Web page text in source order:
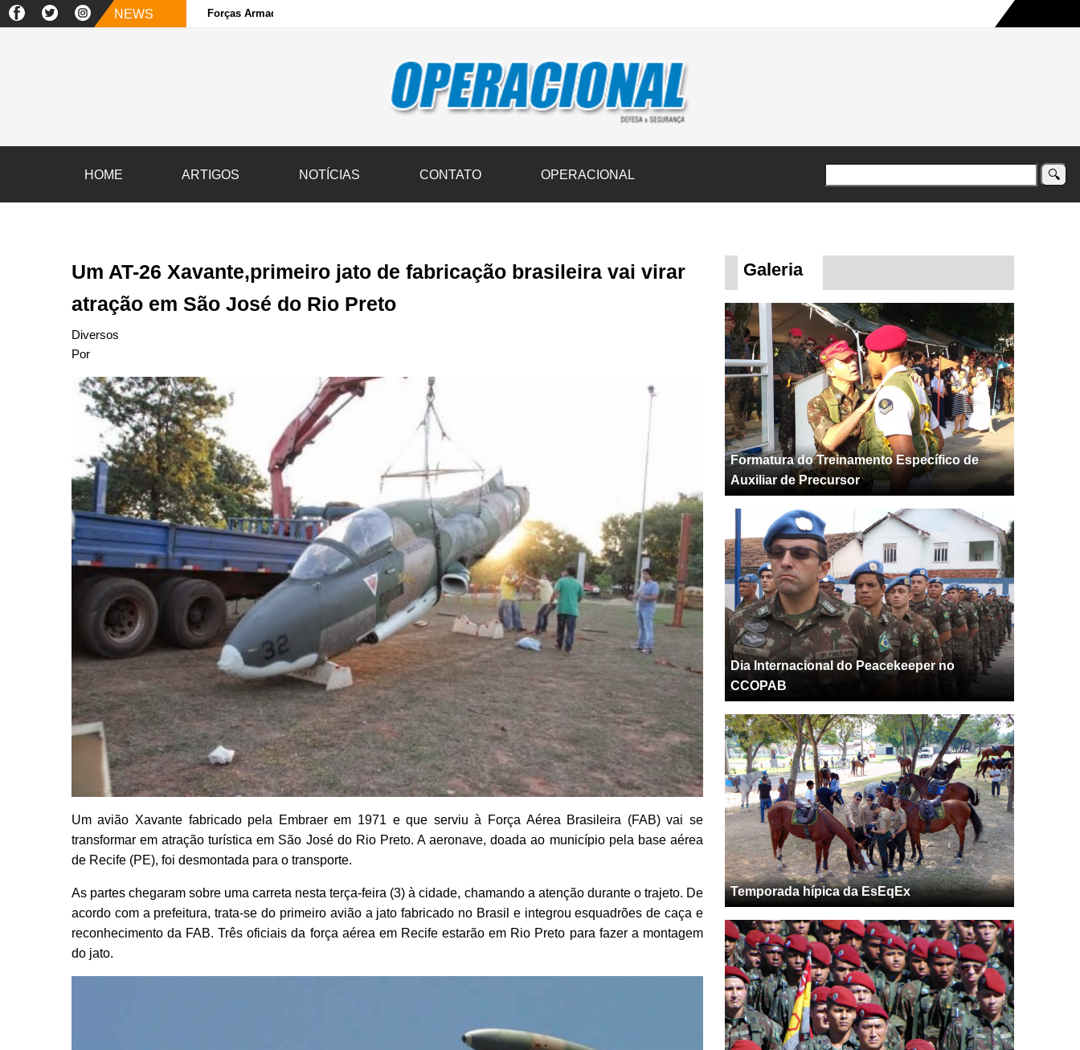
NEWS Forças Armadas e sociedade civil transportam 3,6 mil toneladas de donativos ao Rio Grande do Sul na maior campanha humanitária já registrada no país
HOME ARTIGOS NOTÍCIAS CONTATO OPERACIONAL
Um AT-26 Xavante,primeiro jato de fabricação brasileira vai virar
atração em São José do Rio Preto
Diversos
Por
Um avião Xavante fabricado pela Embraer em 1971 e que serviu à Força Aérea Brasileira (FAB) vai se
transformar em atração turística em São José do Rio Preto. A aeronave, doada ao município pela base aérea
de Recife (PE), foi desmontada para o transporte.
As partes chegaram sobre uma carreta nesta terça-feira (3) à cidade, chamando a atenção durante o trajeto. De
acordo com a prefeitura, trata-se do primeiro avião a jato fabricado no Brasil e integrou esquadrões de caça e
reconhecimento da FAB. Três oficiais da força aérea em Recife estarão em Rio Preto para fazer a montagem
do jato.
Galeria
Formatura do Treinamento Específico de
Auxiliar de Precursor
Dia Internacional do Peacekeeper no
CCOPAB
Temporada hípica da EsEqEx